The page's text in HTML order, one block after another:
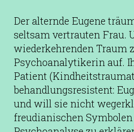
Der alternde Eugene
seltsam vertrauten Frau.
wiederkehrenden Traum
Psychoanalytikerin auf.
Patient
behandlungsresistent:
und will sie nicht
freudianischen